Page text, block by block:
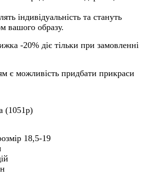
індивідуальність та стануть
вашого образу.
-20% діє тільки при замовленні
є можливість придбати прикраси
(1051р)
18,5-19